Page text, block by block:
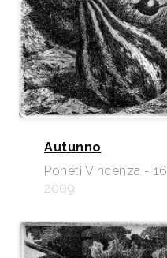
Autunno
Poneti Vincenza - 16
2009